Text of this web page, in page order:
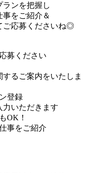
ンを把握し
をご紹介＆
ご応募くださいね◎
募ください
るご案内をいたしま
登録
いただきます
OK！
事をご紹介